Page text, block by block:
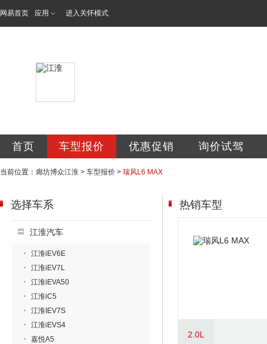
网易首页 应用 进入关怀模式
首页 车型报价 优惠促销 询价试驾
当前位置： 廊坊博众江淮 > 车型报价 > 瑞风L6 MAX
选择车系
江淮汽车
江淮iEV6E
江淮iEV7L
江淮iEVA50
江淮iC5
江淮IEV7S
江淮iEVS4
嘉悦A5
热销车型
2.0L